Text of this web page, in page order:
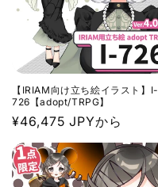
【IRIAM向け立ち絵イラスト】I-
726【adopt/TRPG】
通
常
価
格
¥46,475 JPYから